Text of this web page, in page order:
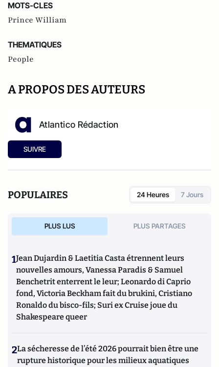
MOTS-CLES
Prince William
THEMATIQUES
People
A PROPOS DES AUTEURS
Atlantico Rédaction
SUIVRE
POPULAIRES 24 Heures 7 Jours
PLUS LUS PLUS PARTAGES
1Jean Dujardin & Laetitia Casta étrennent leurs
nouvelles amours, Vanessa Paradis & Samuel
Benchetrit enterrent le leur; Leonardo di Caprio
fond, Victoria Beckham fait du brukini, Cristiano
Ronaldo du bisco-fils; Suri ex Cruise joue du
Shakespeare queer
2La sécheresse de l’été 2026 pourrait bien être une
rupture historique pour les milieux aquatiques